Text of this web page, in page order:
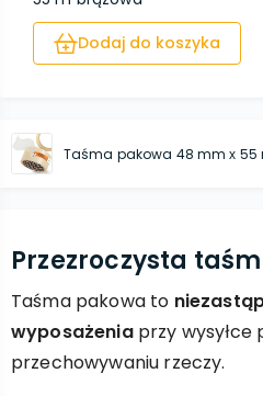
Dodaj do koszyka
Przezroczysta
Taśma pakowa to
wyposażeniaprzy wysyłce
przechowywaniu rzeczy.